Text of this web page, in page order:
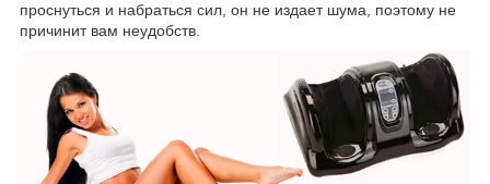
проснуться и набраться сил, он не издает шума, поэтому не
причинит вам неудобств.